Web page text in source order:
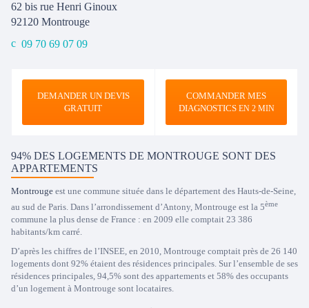
62 bis rue Henri Ginoux
92120 Montrouge
09 70 69 07 09
DEMANDER UN DEVIS
GRATUIT
COMMANDER MES
DIAGNOSTICSEN 2 MIN
94% DES LOGEMENTS DE MONTROUGE SONT DES
APPARTEMENTS
Montrouge est une commune située dans le département des Hauts-de-Seine,
au sud de Paris. Dans l’arrondissement d’Antony, Montrouge est la 5ème
commune la plus dense de France : en 2009 elle comptait 23 386
habitants/km carré.
D’après les chiffres de l’INSEE, en 2010, Montrouge comptait près de 26 140
logements dont 92% étaient des résidences principales. Sur l’ensemble de ses
résidences principales, 94,5% sont des appartements et 58% des occupants
d’un logement à Montrouge sont locataires.